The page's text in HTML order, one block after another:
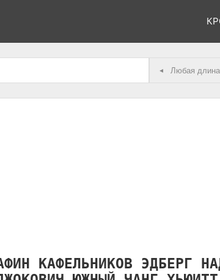
◂
КАФЕЛЬНИКОВ ЭДБЕРГ